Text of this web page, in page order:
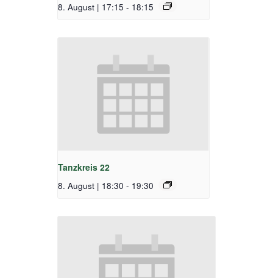
8. August | 17:15 - 18:15
Tanzkreis 22
8. August | 18:30 - 19:30